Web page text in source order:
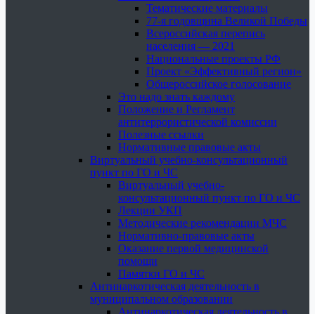
Тематические материалы
77-я годовщина Великой Победы
Всероссийская перепись
населения — 2021
Национальные проекты РФ
Проект «Эффективный регион»
Общероссийское голосование
Это надо знать каждому
Положение и Регламент
антитеррористической комиссии
Полезные ссылки
Нормативные правовые акты
Виртуальный учебно-консультационный
пункт по ГО и ЧС
Виртуальный учебно-
консультационный пункт по ГО и ЧС
Лекции УКП
Методические рекомендации МЧС
Нормативно-правовые акты
Оказание первой медицинской
помощи
Памятки ГО и ЧС
Антинаркотическая деятельность в
муниципальном образовании
Антинаркотическая деятельность в